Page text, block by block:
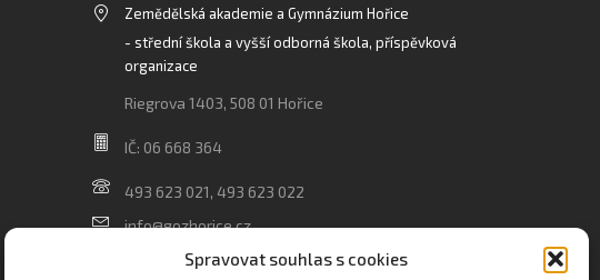
Spravovat souhlas s cookies
Zemědělská akademie a Gymnázium Hořice
- střední škola a vyšší odborná škola, příspěvková
organizace
Riegrova 1403, 508 01 Hořice
IČ: 06 668 364
493 623 021, 493 623 022
info@gozhorice.cz
www.zaghorice.cz